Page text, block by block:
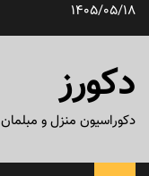
پرش1405/05/18
دکورز
دکوراسیون منزل و